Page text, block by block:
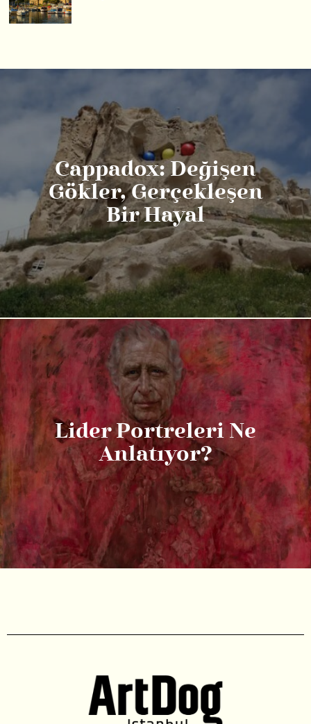
Cappadox: Değişen
Gökler, Gerçekleşen
Bir Hayal
Lider Portreleri Ne
Anlatıyor?